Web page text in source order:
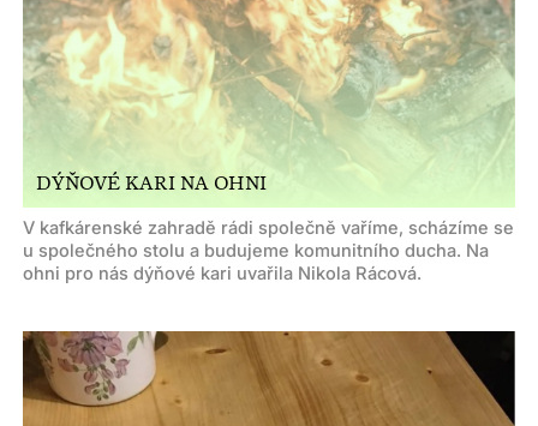
DÝŇOVÉ KARI NA OHNI
V kafkárenské zahradě rádi společně vaříme, scházíme se
u společného stolu a budujeme komunitního ducha. Na
ohni pro nás dýňové kari uvařila Nikola Rácová.